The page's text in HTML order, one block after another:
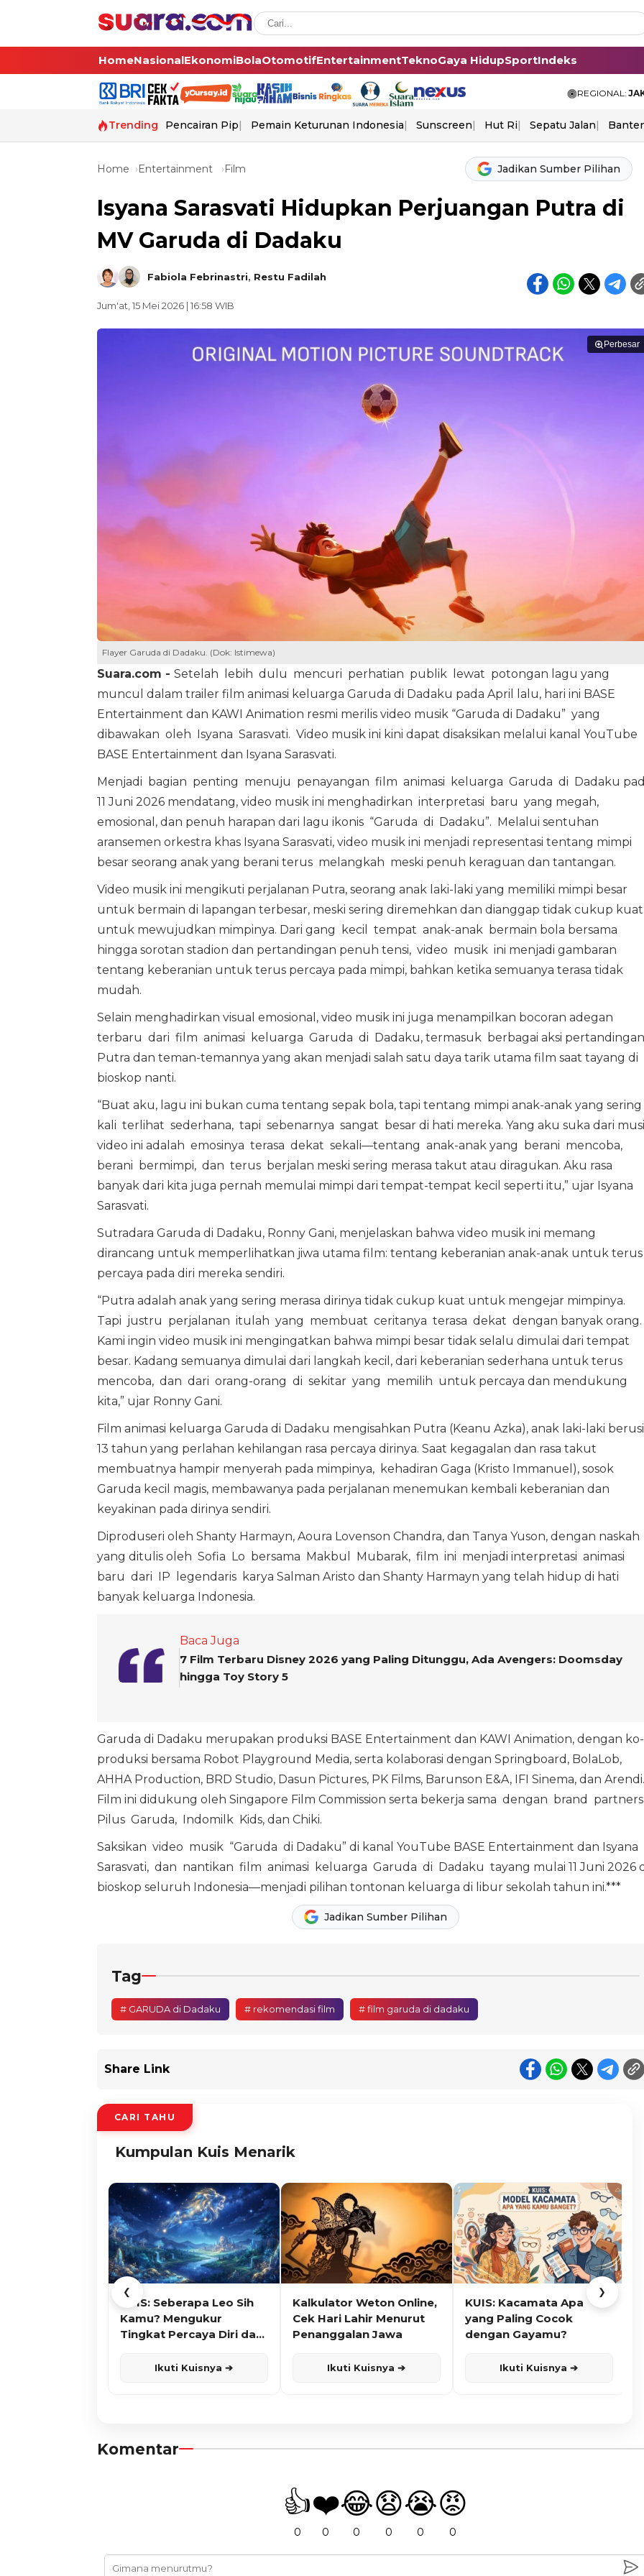
HomeNasionalEkonomiBolaOtomotifEntertainmentTeknoGaya HidupSportIndeks
REGIONAL:
Trending Pencairan Pip Pemain Keturunan Indonesia Sunscreen Hut Ri Sepatu Jalan
Home Entertainment Film Jadikan Sumber Pilihan
Isyana Sarasvati Hidupkan Perjuangan Putra di
MV Garuda di Dadaku
Fabiola Febrinastri, Restu Fadilah
Jum'at, 15 Mei 2026 | 16:58 WIB
Perbesar
Flayer Garuda di Dadaku. (Dok: Istimewa)
Suara.com - Setelah lebih dulu mencuri perhatian publik lewat potongan lagu yang
muncul dalam trailer film animasi keluarga Garuda di Dadaku pada April lalu, hari ini BASE
Entertainment dan KAWI Animation resmi merilis video musik “Garuda di Dadaku” yang
dibawakan oleh Isyana Sarasvati. Video musik ini kini dapat disaksikan melalui kanal YouTube
BASE Entertainment dan Isyana Sarasvati.
Menjadi bagian penting menuju penayangan film animasi keluarga Garuda di Dadaku
11 Juni 2026 mendatang, video musik ini menghadirkan interpretasi baru yang megah,
emosional, dan penuh harapan dari lagu ikonis “Garuda di Dadaku”. Melalui sentuhan
aransemen orkestra khas Isyana Sarasvati, video musik ini menjadi representasi tentang mimpi
besar seorang anak yang berani terus melangkah meski penuh keraguan dan tantangan.
Video musik ini mengikuti perjalanan Putra, seorang anak laki-laki yang memiliki mimpi besar
untuk bermain di lapangan terbesar, meski sering diremehkan dan dianggap tidak cukup kuat
untuk mewujudkan mimpinya. Dari gang kecil tempat anak-anak bermain bola bersama
hingga sorotan stadion dan pertandingan penuh tensi, video musik ini menjadi gambaran
tentang keberanian untuk terus percaya pada mimpi, bahkan ketika semuanya terasa tidak
mudah.
Selain menghadirkan visual emosional, video musik ini juga menampilkan bocoran adegan
terbaru dari film animasi keluarga Garuda di Dadaku, termasuk berbagai aksi pertandingan
Putra dan teman-temannya yang akan menjadi salah satu daya tarik utama film saat tayang di
bioskop nanti.
“Buat aku, lagu ini bukan cuma tentang sepak bola, tapi tentang mimpi anak-anak yang sering
kali terlihat sederhana, tapi sebenarnya sangat besar di hati mereka. Yang aku suka dari
video ini adalah emosinya terasa dekat sekali—tentang anak-anak yang berani mencoba,
berani bermimpi, dan terus berjalan meski sering merasa takut atau diragukan. Aku rasa
banyak dari kita juga pernah memulai mimpi dari tempat-tempat kecil seperti itu,” ujar Isyana
Sarasvati.
Sutradara Garuda di Dadaku, Ronny Gani, menjelaskan bahwa video musik ini memang
dirancang untuk memperlihatkan jiwa utama film: tentang keberanian anak-anak untuk terus
percaya pada diri mereka sendiri.
“Putra adalah anak yang sering merasa dirinya tidak cukup kuat untuk mengejar mimpinya.
Tapi justru perjalanan itulah yang membuat ceritanya terasa dekat dengan banyak orang.
Kami ingin video musik ini mengingatkan bahwa mimpi besar tidak selalu dimulai dari tempat
besar. Kadang semuanya dimulai dari langkah kecil, dari keberanian sederhana untuk terus
mencoba, dan dari orang-orang di sekitar yang memilih untuk percaya dan mendukung
kita,” ujar Ronny Gani.
Film animasi keluarga Garuda di Dadaku mengisahkan Putra (Keanu Azka), anak laki-laki
13 tahun yang perlahan kehilangan rasa percaya dirinya. Saat kegagalan dan rasa takut
membuatnya hampir menyerah pada mimpinya, kehadiran Gaga (Kristo Immanuel), sosok
Garuda kecil magis, membawanya pada perjalanan menemukan kembali keberanian dan
keyakinan pada dirinya sendiri.
Diproduseri oleh Shanty Harmayn, Aoura Lovenson Chandra, dan Tanya Yuson, dengan naskah
yang ditulis oleh Sofia Lo bersama Makbul Mubarak, film ini menjadi interpretasi animasi
baru dari IP legendaris karya Salman Aristo dan Shanty Harmayn yang telah hidup di hati
banyak keluarga Indonesia.
Baca Juga
7 Film Terbaru Disney 2026 yang Paling Ditunggu, Ada Avengers: Doomsday
hingga Toy Story 5
Garuda di Dadaku merupakan produksi BASE Entertainment dan KAWI Animation, dengan ko-
produksi bersama Robot Playground Media, serta kolaborasi dengan Springboard, BolaLob,
AHHA Production, BRD Studio, Dasun Pictures, PK Films, Barunson E&A, IFI Sinema, dan Arendi.
Film ini didukung oleh Singapore Film Commission serta bekerja sama dengan brand
Pilus Garuda, Indomilk Kids, dan Chiki.
Saksikan video musik “Garuda di Dadaku” di kanal YouTube BASE Entertainment dan Isyana
Sarasvati, dan nantikan film animasi keluarga Garuda di Dadaku tayang mulai 11 Juni 2026
bioskop seluruh Indonesia—menjadi pilihan tontonan keluarga di libur sekolah tahun ini.***
Jadikan Sumber Pilihan
Tag
# GARUDA di Dadaku # rekomendasi film # film garuda di dadaku
Share Link
CARI TAHU
Kumpulan Kuis Menarik
❮
KUIS: Seberapa Leo Sih
Kamu? Mengukur
Tingkat Percaya Diri dan
Ikuti Kuisnya ➔
Kalkulator Weton Online,
Cek Hari Lahir Menurut
Penanggalan Jawa
Ikuti Kuisnya ➔
KUIS: Kacamata Apa
yang Paling Cocok
dengan Gayamu?
Ikuti Kuisnya ➔
❯
Komentar
👍
0
❤️
0
😂
0
😧
0
😭
0
😡
0